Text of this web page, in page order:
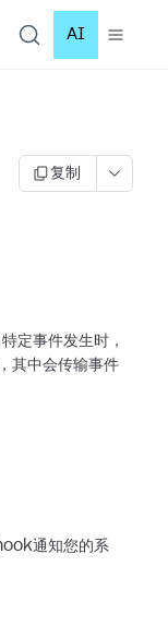
AI
复制
定事件发生时，
其中会传输事件
通知您的系